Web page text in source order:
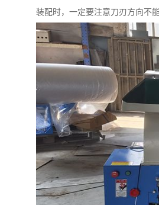
装配时，一定要注意刀刃方向不